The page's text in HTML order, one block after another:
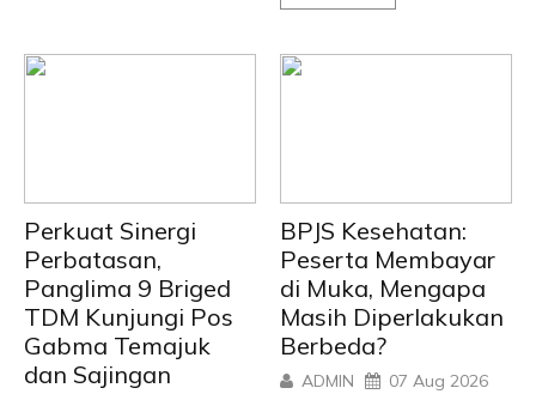
Perkuat Sinergi
Perbatasan,
Panglima 9 Briged
TDM Kunjungi Pos
Gabma Temajuk
dan Sajingan
BPJS Kesehatan:
Peserta Membayar
di Muka, Mengapa
Masih Diperlakukan
Berbeda?
ADMIN 07 Aug 2026